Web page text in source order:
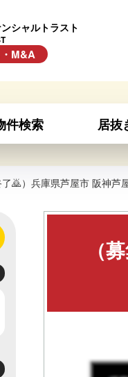
シャルトラスト
M&A
件検索 居抜
了🙇）兵庫県芦屋市 阪神
（